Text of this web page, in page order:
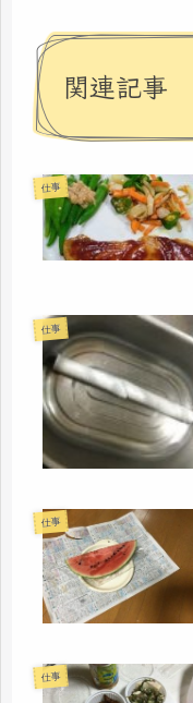
関連記事
仕事
仕事
仕事
仕事